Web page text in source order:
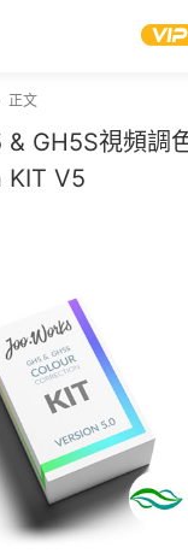
正文
& GH5S視頻調
V5